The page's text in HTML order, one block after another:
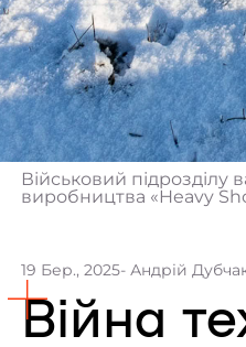
Військовий підрозділу
виробництва «Heavy
19 Бер., 2025- Андрій
Війна